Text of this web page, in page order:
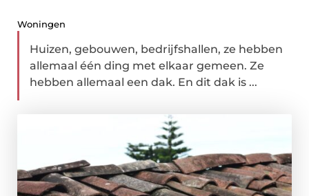
Woningen
Huizen, gebouwen, bedrijfshallen, ze hebben
allemaal één ding met elkaar gemeen. Ze
hebben allemaal een dak. En dit dak is ...